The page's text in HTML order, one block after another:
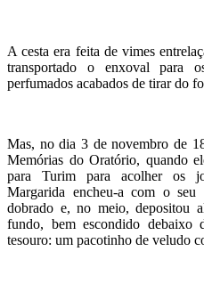
A cesta era feita de vimes
transportado o enxoval para
perfumados acabados de tirar do
Mas, no dia 3 de novembro de
Memórias do Oratório, quando
para Turim para acolher os
Margarida encheu-a com o seu
dobrado e, no meio, depositou
fundo, bem escondido debaixo
tesouro: um pacotinho de veludo